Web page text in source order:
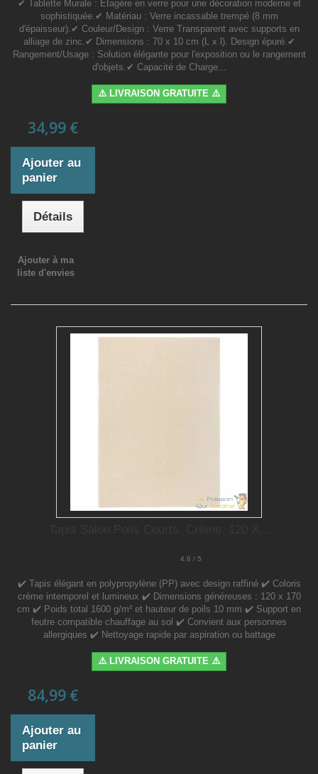
✔ Tablette Murale : Étagère en verre pour une décoration moderne et
sophistiquée.✔ Matériau : Verre incassable trempé (8 mm
d'épaisseur).✔ Couleur/Design : Verre Transparent avec supports en
alliage de zinc.✔ Dimensions : 70 x 10 cm (L x l). Design épuré.✔
Rangement/Usage : Solution élégante pour l'exposition ou le rangement
d'objets.✔ Capacité de Charge...
⚠️ LIVRAISON GRATUITE ⚠️
34,99 €
Ajouter au
panier
Détails
Ajouter à ma
liste d'envies
4.6 / 5
✔️ Tapis élégant en polypropylène (PP) avec design raffiné ✔️ Coloris
crème intemporel et lumineux ✔️ Dimensions généreuses : 120 x 170
cm ✔️ Poids total 1600 g/m² et hauteur de poils 10 mm ✔️ Support en
feutre compatible chauffage au sol ✔️ Convient aux personnes
allergiques ✔️ Nettoyage rapide par aspiration ou battage
⚠️ LIVRAISON GRATUITE ⚠️
84,99 €
Ajouter au
panier